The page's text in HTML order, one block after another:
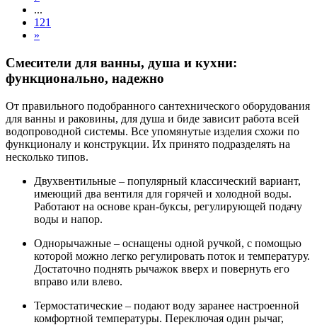
...
121
»
Смесители для ванны, душа и кухни:
функционально, надежно
От правильного подобранного сантехнического оборудования
для ванны и раковины, для душа и биде зависит работа всей
водопроводной системы. Все упомянутые изделия схожи по
функционалу и конструкции. Их принято подразделять на
несколько типов.
Двухвентильные – популярный классический вариант,
имеющий два вентиля для горячей и холодной воды.
Работают на основе кран-буксы, регулирующей подачу
воды и напор.
Однорычажные – оснащены одной ручкой, с помощью
которой можно легко регулировать поток и температуру.
Достаточно поднять рычажок вверх и повернуть его
вправо или влево.
Термостатические – подают воду заранее настроенной
комфортной температуры. Переключая один рычаг,